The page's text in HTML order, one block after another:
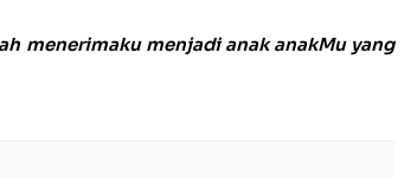
menerimaku menjadi anak anakMu yang